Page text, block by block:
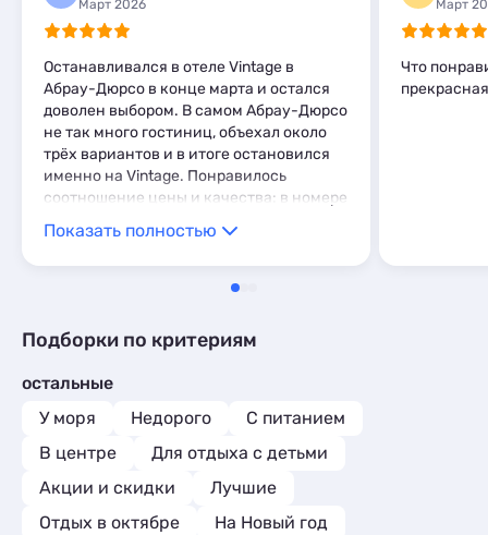
Март 2026
Останавливался в отеле Vintage в
Абрау-Дюрсо в конце марта и остался
доволен выбором. В самом Абрау-Дюрсо
не так много гостиниц, объехал около
трёх вариантов и в итоге остановился
именно на Vintage. Понравилось
соотношение цены и качества: в номере
были две раздельные кровати, свежее
постельное бельё без дыр и пятен,
исправная сантехника без протечек и
неприятных запахов, никаких
дружелюбный и приветливый, быстро
заселили и всегда были на связи, если
две). От себя добавлю, что отель хорошо
подойдёт тем, кто ищет спокойное и
лишнего пафоса, но с базовым
комфортом и внимательным
отношением. Если снова поеду в Абрау-
Дюрсо, с большой вероятностью выберу
Показать полностью
Март
Что
Подборки по критериям
остальные
У моря
Недорого
С питанием
В центре
Для отдыха с детьми
Акции и скидки
Лучшие
Отдых в октябре
На Новый год